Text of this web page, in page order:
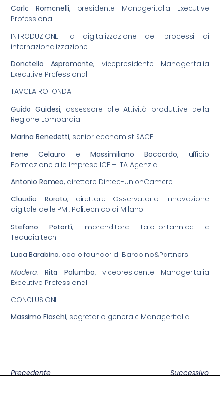
Carlo Romanelli, presidente Manageritalia Executive
Professional
INTRODUZIONE: la digitalizzazione dei processi di
internazionalizzazione
Donatello Aspromonte, vicepresidente Manageritalia
Executive Professional
TAVOLA ROTONDA
Guido Guidesi, assessore alle Attività produttive della
Regione Lombardia
Marina Benedetti, senior economist SACE
Irene Celauro e Massimiliano Boccardo, ufficio
Formazione alle Imprese ICE – ITA Agenzia
Antonio Romeo, direttore Dintec-UnionCamere
Claudio Rorato, direttore Osservatorio Innovazione
digitale delle PMI, Politecnico di Milano
Stefano Potortì, imprenditore italo-britannico e
Tequoia.tech
Luca Barabino, ceo e founder di Barabino&Partners
Modera: Rita Palumbo, vicepresidente Manageritalia
Executive Professional
CONCLUSIONI
Massimo Fiaschi, segretario generale Manageritalia
Precedente Successivo